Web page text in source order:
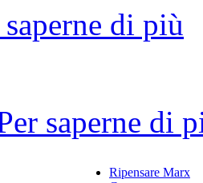
saperne di più
saperne di
Ripensare Marx